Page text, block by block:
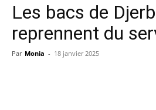
Les bacs de
reprennent du
Par Monia - 18 janvier 2025